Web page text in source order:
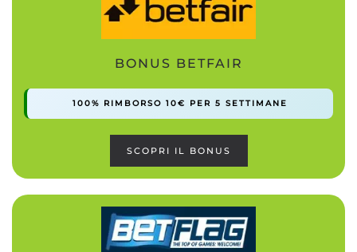
BONUS BETFAIR
100% RIMBORSO 10€ PER 5 SETTIMANE
SCOPRI IL BONUS